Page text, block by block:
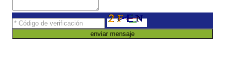
enviar mensaje